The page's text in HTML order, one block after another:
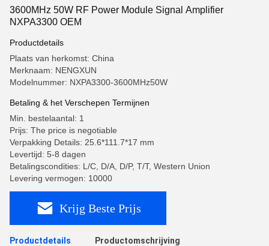
3600MHz 50W RF Power Module Signal Amplifier
NXPA3300 OEM
Productdetails
Plaats van herkomst: China
Merknaam: NENGXUN
Modelnummer: NXPA3300-3600MHz50W
Betaling & het Verschepen Termijnen
Min. bestelaantal: 1
Prijs: The price is negotiable
Verpakking Details: 25.6*111.7*17 mm
Levertijd: 5-8 dagen
Betalingscondities: L/C, D/A, D/P, T/T, Western Union
Levering vermogen: 10000
Krijg Beste Prijs
Productdetails Productomschrijving